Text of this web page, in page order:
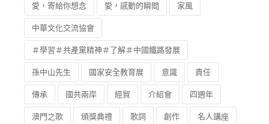
愛，寄給你想念 愛，感動的瞬間 家風
中華文化交流協會
＃學習＃共產黨精神＃了解＃中國鐵路發展
孫中山先生 國家安全教育展 意識 責任
傳承 國共兩岸 經貿 介紹會 四週年
澳門之歌 頒獎典禮 歌詞 創作 名人講座